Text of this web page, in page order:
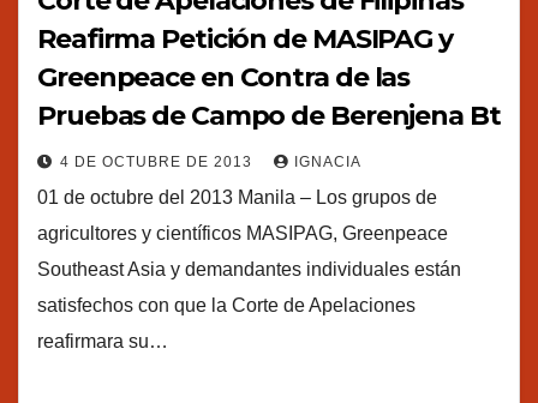
Reafirma Petición de MASIPAG y
Greenpeace en Contra de las
Pruebas de Campo de Berenjena Bt
4 DE OCTUBRE DE 2013 IGNACIA
01 de octubre del 2013 Manila – Los grupos de
agricultores y científicos MASIPAG, Greenpeace
Southeast Asia y demandantes individuales están
satisfechos con que la Corte de Apelaciones
reafirmara su…